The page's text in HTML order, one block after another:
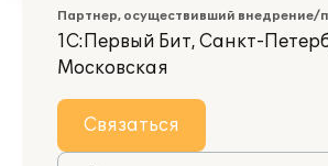
Партнер, осуществивший внедрение/
1С:Первый Бит, Санкт-
Московская
Связаться